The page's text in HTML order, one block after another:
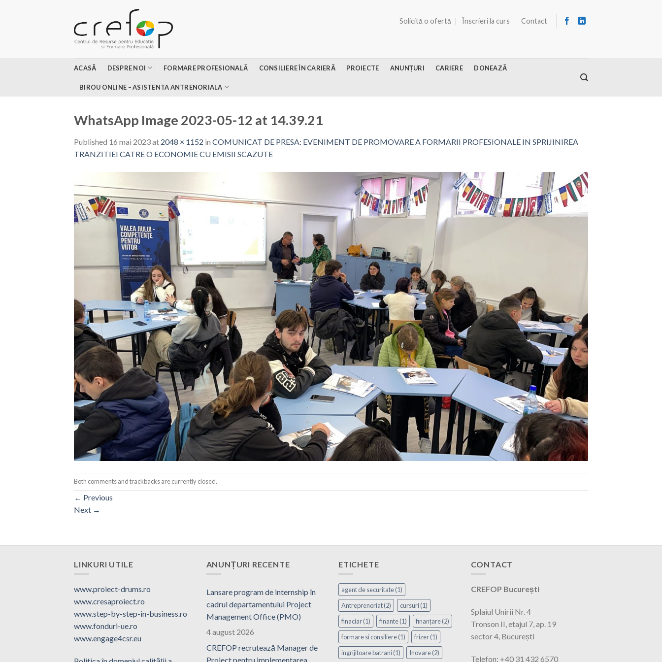
Solicită o ofertă Înscrieri la curs Contact
ACASĂ DESPRE NOI FORMARE PROFESIONALĂ CONSILIERE ÎN CARIERĂ PROIECTE ANUNȚURI CARIERE DONEAZĂ
BIROU ONLINE – ASISTENTA ANTRENORIALA
WhatsApp Image 2023-05-12 at 14.39.21
Published 16 mai 2023at 2048 × 1152 in COMUNICAT DE PRESA: EVENIMENT DE PROMOVARE A FORMARII PROFESIONALE IN SPRIJINIREA
TRANZITIEI CATRE O ECONOMIE CU EMISII SCAZUTE
Both comments and trackbacks are currently closed.
← Previous
Next →
LINKURI UTILE
www.proiect-drums.ro
www.cresaproiect.ro
www.step-by-step-in-business.ro
www.fonduri-ue.ro
www.engage4csr.eu
ANUNȚURI RECENTE
Lansare program de internship în
cadrul departamentului Project
Management Office (PMO)
4 august 2026
CREFOP recrutează Manager de
Proiect pentru implementarea
ETICHETE
agent de securitate(1)
Antreprenoriat(2) cursuri(1)
finaciar(1) finante(1) finanțare(2)
formare si consiliere(1) frizer(1)
ingrijitoare batrani(1) Inovare(2)
CONTACT
CREFOP București
Splaiul Unirii Nr. 4
Tronson II, etajul 7, ap. 19
sector 4, București
Telefon: +40 31 432 6570